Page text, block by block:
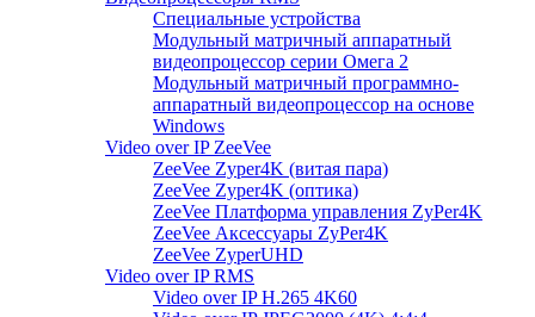
Специальные устройства
Модульный матричный аппаратный
видеопроцессор серии Омега 2
Модульный матричный программно-
аппаратный видеопроцессор на основе
Windows
Video over IP ZeeVee
ZeeVee Zyper4K (витая пара)
ZeeVee Zyper4K (оптика)
ZeeVee Платформа управления ZyPer4K
ZeeVee Аксессуары ZyPer4K
ZeeVee ZyperUHD
Video over IP RMS
Video over IP H.265 4K60